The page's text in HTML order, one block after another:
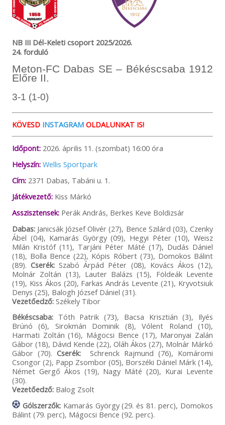
NB III Dél-Keleti csoport 2025/2026.
24. forduló
Meton-FC Dabas SE – Békéscsaba 1912
Előre II.
3-1 (1-0)
KÖVESD INSTAGRAMOLDALUNKAT IS!
Időpont:2026. április 11. (szombat) 16:00 óra
Helyszín: Wellis Sportpark
Cím:2371 Dabas, Tabáni u. 1.
Játékvezető:Kiss Márkó
Asszisztensek:Perák András, Berkes Keve Boldizsár
Dabas:Janicsák József Olivér (27), Bence Szilárd (03), Czenky
Ábel (04), Kamarás György (09), Hegyi Péter (10), Weisz
Milán Kristóf (11), Tarjáni Péter Máté (17), Dudás Dániel
(18), Bolla Bence (22), Kópis Róbert (73), Domokos Bálint
(89).Cserék: Szabó Árpád Péter (08), Kovács Ákos (12),
Molnár Zoltán (13), Lauter Balázs (15), Földeák Levente
(19), Kiss Ákos (20), Farkas András Levente (21), Kryvotsiuk
Denys (25), Balogh József Dániel (31).
Vezetőedző:Székely Tibor
Békéscsaba: Tóth Patrik (73), Bacsa Krisztián (3), Ilyés
Brúnó (6), Sirokmán Dominik (8), Vólent Roland (10),
Harmati Zoltán (16), Mágocsi Bence (17), Maronyai Zalán
Gábor (18), Dávid Kende (22), Oláh Ákos (27), Molnár Márkó
Gábor (70). Cserék:Schrenck Rajmund (76), Komáromi
Csongor (2), Papp Zsombor (05), Borszéki Dániel Márk (14),
Német Gergő Ákos (19), Nagy Máté (20), Kurai Levente
(30).
Vezetőedző:Balog Zsolt
Gólszerzők:Kamarás György (29. és 81. perc), Domokos
Bálint (79. perc), Mágocsi Bence (92. perc).